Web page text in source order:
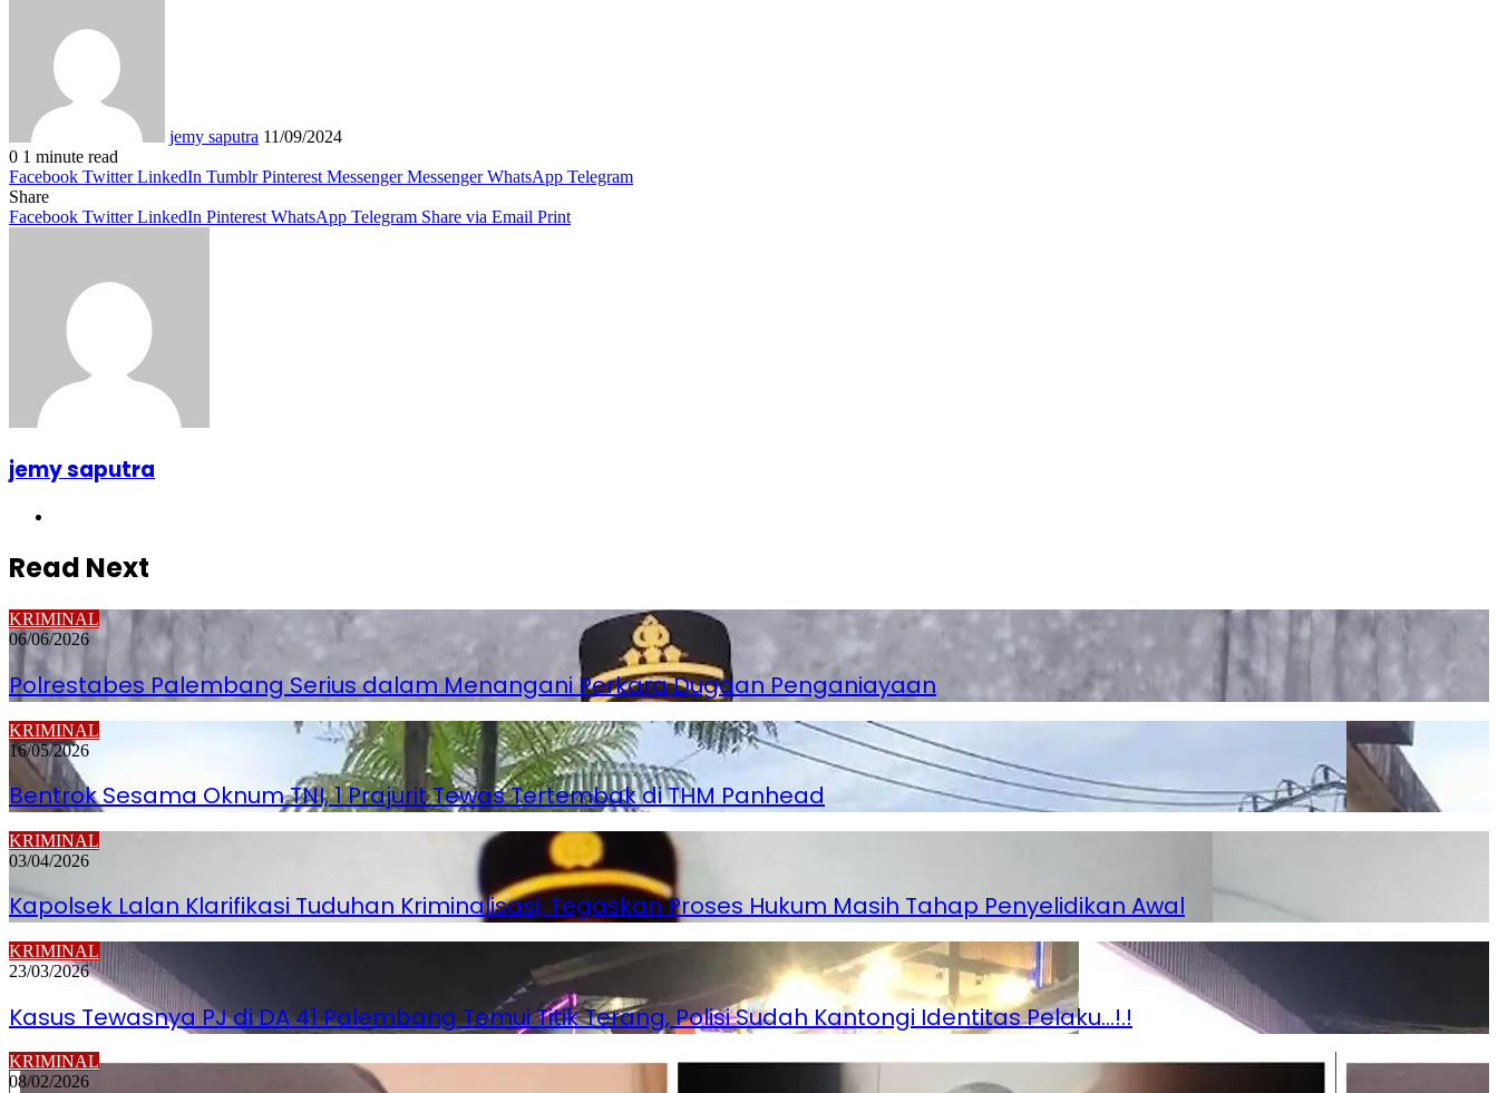
jemy saputra 11/09/2024
0 1 minute read
Facebook Twitter LinkedIn Tumblr Pinterest Messenger Messenger WhatsApp Telegram
Share
Facebook Twitter LinkedIn Pinterest WhatsApp Telegram Share via Email Print
jemy saputra
Read Next
KRIMINAL
06/06/2026
Polrestabes Palembang Serius dalam Menangani Perkara Dugaan Penganiayaan
KRIMINAL
16/05/2026
Bentrok Sesama Oknum TNI, 1 Prajurit Tewas Tertembak di THM Panhead
KRIMINAL
03/04/2026
Kapolsek Lalan Klarifikasi Tuduhan Kriminalisasi, Tegaskan Proses Hukum Masih Tahap Penyelidikan Awal
KRIMINAL
23/03/2026
Kasus Tewasnya PJ di DA 41 Palembang Temui Titik Terang, Polisi Sudah Kantongi Identitas Pelaku…!.!
KRIMINAL
08/02/2026